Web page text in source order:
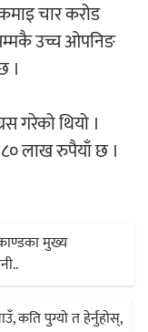
चार करोड
उच्च ओपनिङ
।
गरेको थियो ।
लाख रुपैयाँ छ ।
मुख्य
कति पुग्याे त हेर्नुहाेस्,